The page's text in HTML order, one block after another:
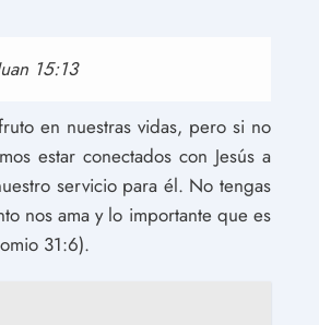
15:13
en nuestras vidas, pero si no
estar conectados con Jesús a
servicio para él. No tengas
nos ama y lo importante que es
31:6).